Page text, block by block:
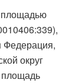
Федерация,
округ
площадь